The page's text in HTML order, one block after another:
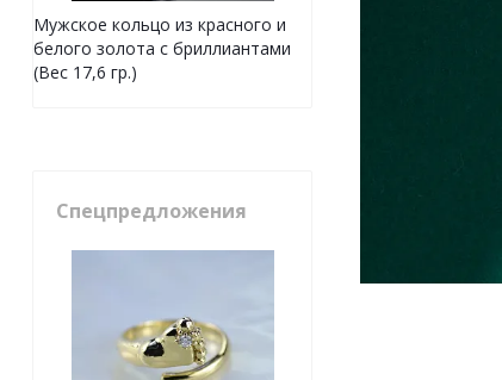
Мужское кольцо из красного и
белого золота с бриллиантами
(Вес 17,6 гр.)
Спецпредложения